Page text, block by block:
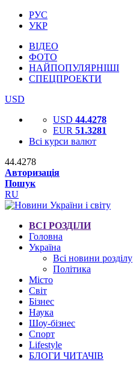
РУС
УКР
ВІДЕО
ФОТО
НАЙПОПУЛЯРНІШІ
СПЕЦПРОЕКТИ
USD
USD 44.4278
EUR 51.3281
Всі курси валют
44.4278
Авторизація
Пошук
RU
ВСІ РОЗДІЛИ
Головна
Україна
Всі новини розділу
Політика
Місто
Світ
Бізнес
Наука
Шоу-бізнес
Спорт
Lifestyle
БЛОГИ ЧИТАЧІВ